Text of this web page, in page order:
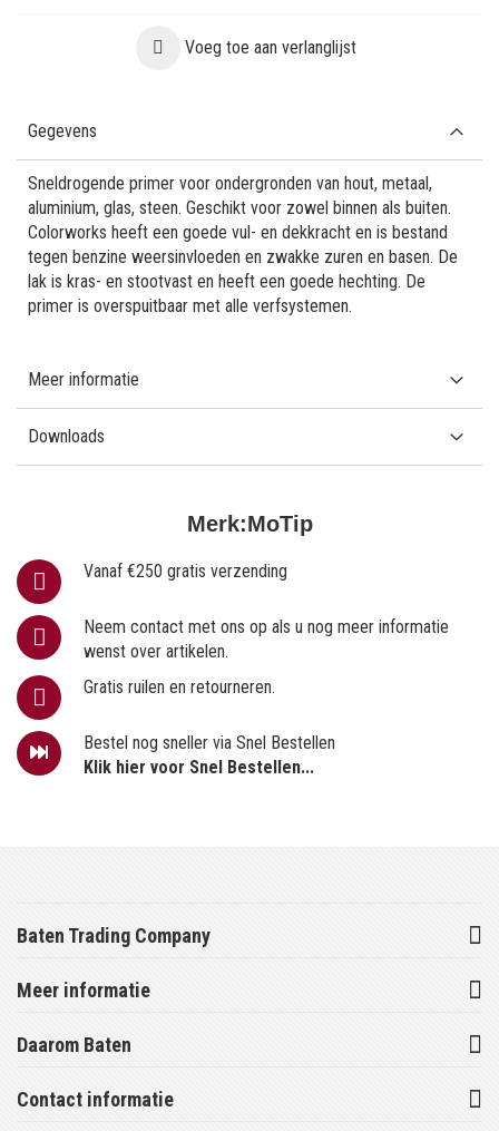
Voeg toe aan verlanglijst
Merk:MoTip
Vanaf €250 gratis verzending
Neem contact met ons op als u nog meer informatie
wenst over artikelen.
Gratis ruilen en retourneren.
Bestel nog sneller via Snel Bestellen
Klik hier voor Snel Bestellen...
Gegevens
Sneldrogende primer voor ondergronden van hout, metaal,
aluminium, glas, steen. Geschikt voor zowel binnen als buiten.
Colorworks heeft een goede vul- en dekkracht en is bestand
tegen benzine weersinvloeden en zwakke zuren en basen. De
lak is kras- en stootvast en heeft een goede hechting. De
primer is overspuitbaar met alle verfsystemen.
Meer informatie
Downloads
Baten Trading Company
Meer informatie
Daarom Baten
Contact informatie